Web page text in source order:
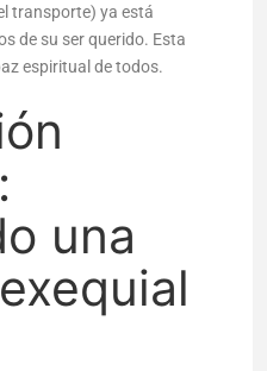
transporte) ya está
de su ser querido. Esta
espiritual de todos.
una